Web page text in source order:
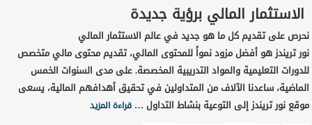
الاستثمار المالي برؤية جديدة
نحرص على تقديم كل ما هو جديد في عالم الاستثمار المالي
نور تريندز هو أفضل مزود نمواً للمحتوى المالي، تقديم محتوى مالي متخصص
للدورات التعليمية والمواد التدريبية المخصصة. على مدى السنوات الخمس
الماضية، ساعدنا الآلاف من المتداولين في تحقيق أهدافهم المالية، يسعى
موقع نور تريندز إلى التوعية بنشاط التداول …قراءة المزيد